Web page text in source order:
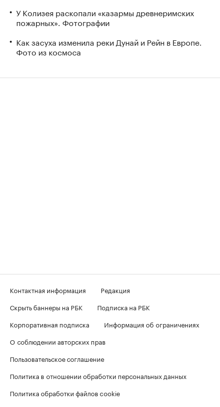
У Колизея раскопали «казармы древнеримских
пожарных». Фотографии
Как засуха изменила реки Дунай и Рейн в Европе.
Фото из космоса
Контактная информация
Редакция
Скрыть баннеры на РБК
Подписка на РБК
Корпоративная подписка
Информация об ограничениях
О соблюдении авторских прав
Пользовательское соглашение
Политика в отношении обработки персональных данных
Политика обработки файлов cookie